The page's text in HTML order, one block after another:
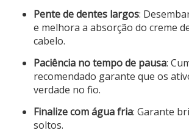
Pente de dentes largos:
e melhora a absorção do creme
cabelo.
Paciência no tempo de pausa:
recomendado garante que os
verdade no fio.
Finalize com água fria: Garante
soltos.